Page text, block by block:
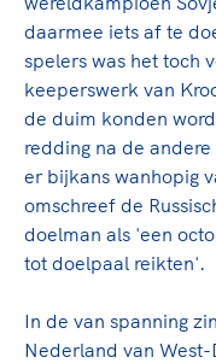
hockeywedstrijd
Lees verder
Voor welk gedrag
langs de lijn, in de
En wat mag
hier richting aan
onderdeel van
ongewenst gedrag.
Lees verder
Lees verder
daarmee iets af te
spelers was het toch
keeperswerk van
de duim konden
redding na de
er bijkans wanhopig
omschreef de
doelman als 'een
tot doelpaal reikten'.
In de van spanning
Nederland van